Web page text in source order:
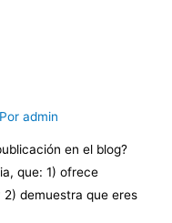
admin
en el blog?
que: 1) ofrece
demuestra que eres